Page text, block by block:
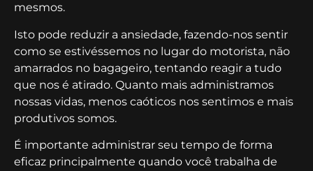
mesmos.
Isto pode reduzir a ansiedade, fazendo-nos sentir
como se estivéssemos no lugar do motorista, não
amarrados no bagageiro, tentando reagir a tudo
que nos é atirado. Quanto mais administramos
nossas vidas, menos caóticos nos sentimos e mais
produtivos somos.
É importante administrar seu tempo de forma
eficaz principalmente quando você trabalha de